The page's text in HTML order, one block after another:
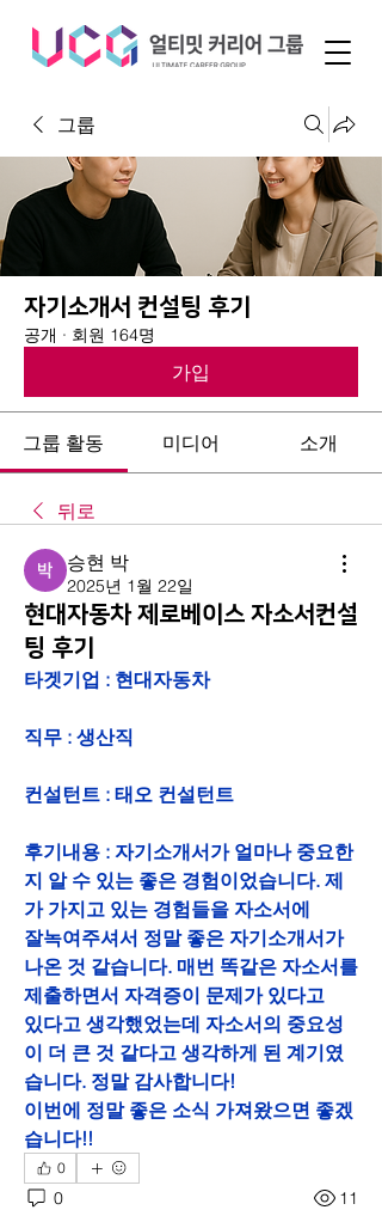
그룹
자기소개서 컨설팅 후기
공개 · 회원 164명
가입
그룹 활동 미디어 소개
뒤로
승현 박
2025년 1월 22일
현대자동차 제로베이스 자소서컨설
팅 후기
타겟기업 : 현대자동차
직무 : 생산직
컨설턴트 : 태오 컨설턴트
후기내용 : 자기소개서가 얼마나 중요한
지 알 수 있는 좋은 경험이었습니다. 제
가 가지고 있는 경험들을 자소서에
잘녹여주셔서 정말 좋은 자기소개서가
나온 것 같습니다. 매번 똑같은 자소서를
제출하면서 자격증이 문제가 있다고
있다고 생각했었는데 자소서의 중요성
이 더 큰 것 같다고 생각하게 된 계기였
습니다. 정말 감사합니다!
이번에 정말 좋은 소식 가져왔으면 좋겠
습니다!!
0
0 11